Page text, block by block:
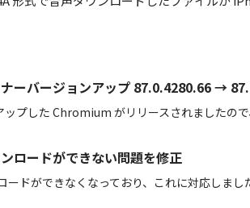
ーバージョンアップ 87.0.4280.66 →
ップした Chromium がリリースされましたの
ロードができない問題を修正
ードができなくなっており、これに対応しま